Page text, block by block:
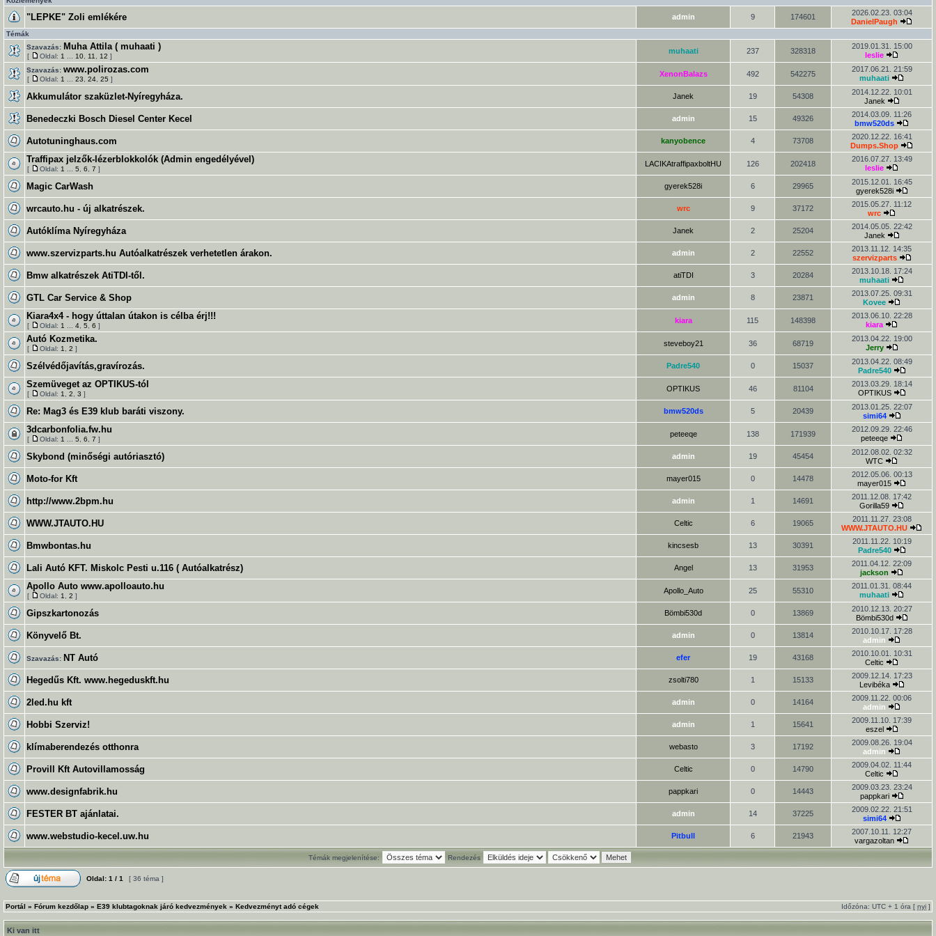
"LEPKE" Zoli emlékére admin 9 174601
2026.02.23. 03:04
DanielPaugh
Témák
Szavazás: Muha Attila ( muhaati )
[ Oldal: 1 10 11 12 ]
muhaati 237 328318
2019.01.31. 15:00
leslie
Szavazás: www.polirozas.com
[ Oldal: 1 23 24 25 ]
XenonBalazs 492 542275
2017.06.21. 21:59
muhaati
Akkumulátor szaküzlet-Nyíregyháza. Janek 19 54308
2014.12.22. 10:01
Janek
Benedeczki Bosch Diesel Center Kecel admin 15 49326
2014.03.09. 11:26
bmw520ds
Autotuninghaus.com kanyobence 4 73708
2020.12.22. 16:41
Dumps.Shop
Traffipax jelzők-lézerblokkolók (Admin engedélyével)
[ Oldal: 1 5 6 7 ]
LACIKAtraffipaxboltHU 126 202418
2016.07.27. 13:49
leslie
Magic CarWash gyerek528i 6 29965
2015.12.01. 16:45
gyerek528i
wrcauto.hu - új alkatrészek. wrc 9 37172
2015.05.27. 11:12
wrc
Autóklíma Nyíregyháza Janek 2 25204
2014.05.05. 22:42
Janek
www.szervizparts.hu Autóalkatrészek verhetetlen árakon. admin 2 22552
2013.11.12. 14:35
szervizparts
Bmw alkatrészek AtiTDI-től. atiTDI 3 20284
2013.10.18. 17:24
muhaati
GTL Car Service & Shop admin 8 23871
2013.07.25. 09:31
Kovee
Kiara4x4 - hogy úttalan útakon is célba érj!!!
[ Oldal: 1 4 5 6 ]
kiara 115 148398
2013.06.10. 22:28
kiara
Autó Kozmetika.
[ Oldal: 1 2 ]
steveboy21 36 68719
2013.04.22. 19:00
Jerry
Szélvédőjavítás,gravírozás. Padre540 0 15037
2013.04.22. 08:49
Padre540
Szemüveget az OPTIKUS-tól
[ Oldal: 1 2 3 ]
OPTIKUS 46 81104
2013.03.29. 18:14
OPTIKUS
Re: Mag3 és E39 klub baráti viszony. bmw520ds 5 20439
2013.01.25. 22:07
simi64
3dcarbonfolia.fw.hu
[ Oldal: 1 5 6 7 ]
peteeqe 138 171939
2012.09.29. 22:46
peteeqe
Skybond (minőségi autóriasztó) admin 19 45454
2012.08.02. 02:32
WTC
Moto-for Kft mayer015 0 14478
2012.05.06. 00:13
mayer015
http://www.2bpm.hu admin 1 14691
2011.12.08. 17:42
Gorilla59
WWW.JTAUTO.HU Celtic 6 19065
2011.11.27. 23:08
WWW.JTAUTO.HU
Bmwbontas.hu kincsesb 13 30391
2011.11.22. 10:19
Padre540
Lali Autó KFT. Miskolc Pesti u.116 ( Autóalkatrész) Angel 13 31953
2011.04.12. 22:09
jackson
Apollo Auto www.apolloauto.hu
[ Oldal: 1 2 ]
Apollo_Auto 25 55310
2011.01.31. 08:44
muhaati
Gipszkartonozás Bömbi530d 0 13869
2010.12.13. 20:27
Bömbi530d
Könyvelő Bt. admin 0 13814
2010.10.17. 17:28
admin
Szavazás: NT Autó efer 19 43168
2010.10.01. 10:31
Celtic
Hegedűs Kft. www.hegeduskft.hu zsolti780 1 15133
2009.12.14. 17:23
Levibéka
2led.hu kft admin 0 14164
2009.11.22. 00:06
admin
Hobbi Szerviz! admin 1 15641
2009.11.10. 17:39
eszel
klímaberendezés otthonra webasto 3 17192
2009.08.26. 19:04
admin
Provill Kft Autovillamosság Celtic 0 14790
2009.04.02. 11:44
Celtic
www.designfabrik.hu pappkari 0 14443
2009.03.23. 23:24
pappkari
FESTER BT ajánlatai. admin 14 37225
2009.02.22. 21:51
simi64
www.webstudio-kecel.uw.hu Pitbull 6 21943
2007.10.11. 12:27
vargazoltan
Témák megjelenítése: Rendezés
Oldal: 1 / 1 [ 36 téma ]
Portál » Fórum kezdőlap » E39 klubtagoknak járó kedvezmények » Kedvezményt adó cégek Időzóna: UTC + 1 óra [ nyi ]
Ki van itt